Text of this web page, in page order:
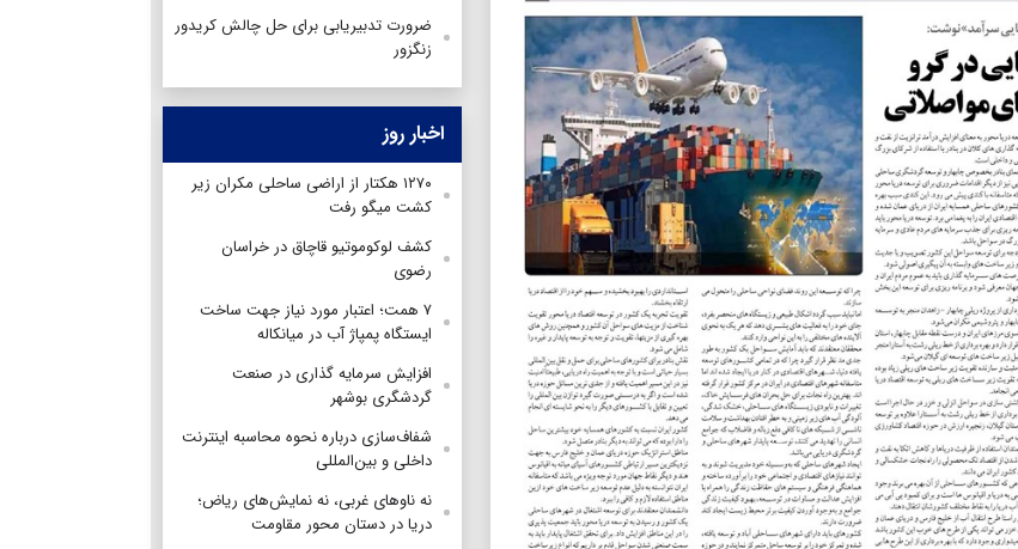
ضرورت تدبیریابی برای حل چالش کریدور
زنگزور
اخبار روز
۱۲۷۰ هکتار از اراضی ساحلی مکران زیر
کشت میگو رفت
کشف لوکوموتیو قاچاق در خراسان
رضوی
۷ همت؛ اعتبار مورد نیاز جهت ساخت
ایستگاه پمپاژ آب در میانکاله
افزایش سرمایه گذاری در صنعت
گردشگری بوشهر
شفاف‌سازی درباره نحوه محاسبه اینترنت
داخلی و بین‌المللی
نه ناوهای غربی، نه نمایش‌های ریاض؛
دریا در دستان محور مقاومت